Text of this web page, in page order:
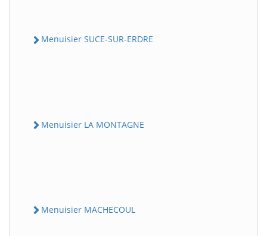
Menuisier SUCE-SUR-ERDRE
Menuisier LA MONTAGNE
Menuisier MACHECOUL